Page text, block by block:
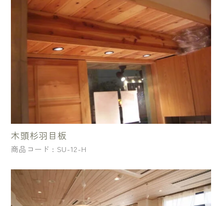
木頭杉羽目板
商品コード : SU-12-H